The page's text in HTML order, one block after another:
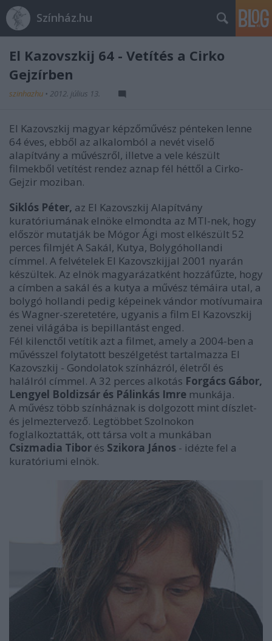
Színház.hu
El Kazovszkij 64 - Vetítés a Cirko
Gejzírben
szinhazhu • 2012. július 13.
El Kazovszkij magyar képzőművész pénteken lenne
64 éves, ebből az alkalomból a nevét viselő
alapítvány a művészről, illetve a vele készült
filmekből vetítést rendez aznap fél héttől a Cirko-
Gejzir moziban.
Siklós Péter, az El Kazovszkij Alapítvány
kuratóriumának elnöke elmondta az MTI-nek, hogy
először mutatják be Mógor Ági most elkészült 52
perces filmjét A Sakál, Kutya, Bolygóhollandi
címmel. A felvételek El Kazovszkijjal 2001 nyarán
készültek. Az elnök magyarázatként hozzáfűzte, hogy
a címben a sakál és a kutya a művész témáira utal, a
bolygó hollandi pedig képeinek vándor motívumaira
és Wagner-szeretetére, ugyanis a film El Kazovszkij
zenei világába is bepillantást enged.
Fél kilenctől vetítik azt a filmet, amely a 2004-ben a
művésszel folytatott beszélgetést tartalmazza El
Kazovszkij - Gondolatok színházról, életről és
halálról címmel. A 32 perces alkotás Forgács Gábor,
Lengyel Boldizsár és Pálinkás Imre munkája.
A művész több színháznak is dolgozott mint díszlet-
és jelmeztervező. Legtöbbet Szolnokon
foglalkoztatták, ott társa volt a munkában
Csizmadia Tibor és Szikora János - idézte fel a
kuratóriumi elnök.